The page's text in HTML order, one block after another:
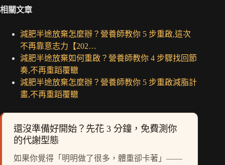
相關文章
減肥半途放棄怎麼辦？營養師教你 5 步重啟,這次
不再靠意志力【202…
減肥半途放棄如何重啟？營養師教你 4 步驟找回節
奏,不再重蹈覆轍
減肥半途放棄怎麼辦？營養師教你 5 步重啟減脂計
畫,不再重蹈覆轍
還沒準備好開始？先花 3 分鐘，免費測你
的代謝型態
如果你覺得「明明做了很多，體重卻卡著」——